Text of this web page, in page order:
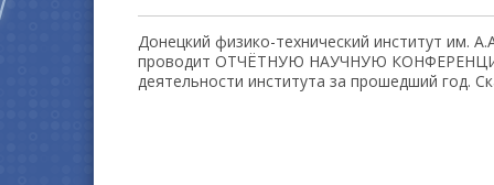
Донецкий физико-технический институт им.
проводит ОТЧЁТНУЮ НАУЧНУЮ
деятельности института за прошедший год.